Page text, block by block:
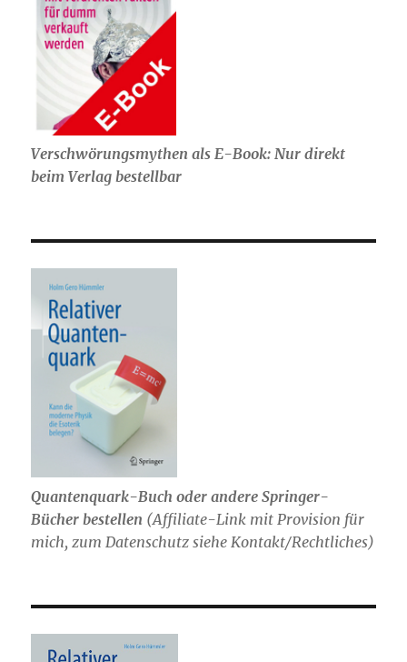
Verschwörungsmythen als E-Book: Nur direkt
beim Verlag bestellbar
Quantenquark-Buch oder andere Springer-
Bücher bestellen (Affiliate-Link mit Provision für
mich, zum Datenschutz siehe Kontakt/Rechtliches)